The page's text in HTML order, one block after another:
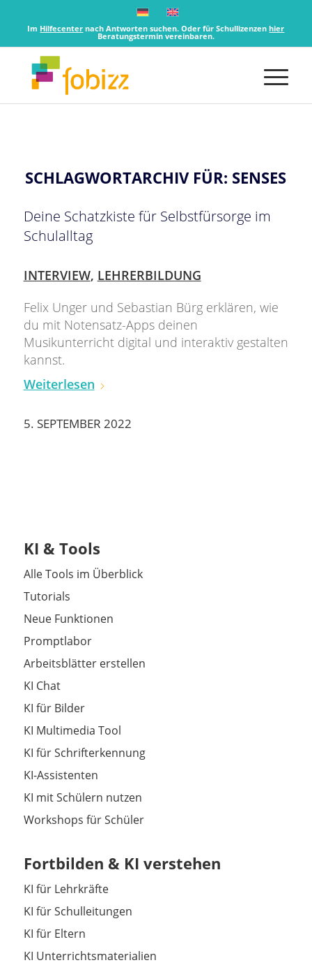
Im Hilfecenter nach Antworten suchen. Oder für Schullizenzenhier
Beratungstermin vereinbaren.
SCHLAGWORTARCHIV FÜR: SENSES
Deine Schatzkiste für Selbstfürsorge im
Schulalltag
INTERVIEW, LEHRERBILDUNG
Felix Unger und Sebastian Bürg erklären, wie
du mit Notensatz-Apps deinen
Musikunterricht digital und interaktiv gestalten
kannst.
Weiterlesen
5. SEPTEMBER 2022
KI & Tools
Alle Tools im Überblick
Tutorials
Neue Funktionen
Promptlabor
Arbeitsblätter erstellen
KI Chat
KI für Bilder
KI Multimedia Tool
KI für Schrifterkennung
KI-Assistenten
KI mit Schülern nutzen
Workshops für Schüler
Fortbilden & KI verstehen
KI für Lehrkräfte
KI für Schulleitungen
KI für Eltern
KI Unterrichtsmaterialien